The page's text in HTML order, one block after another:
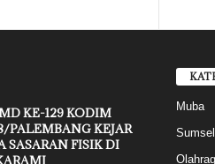
KE-129 KODIM
PALEMBANG KEJAR
SASARAN FISIK DI
Muba
Sumsel